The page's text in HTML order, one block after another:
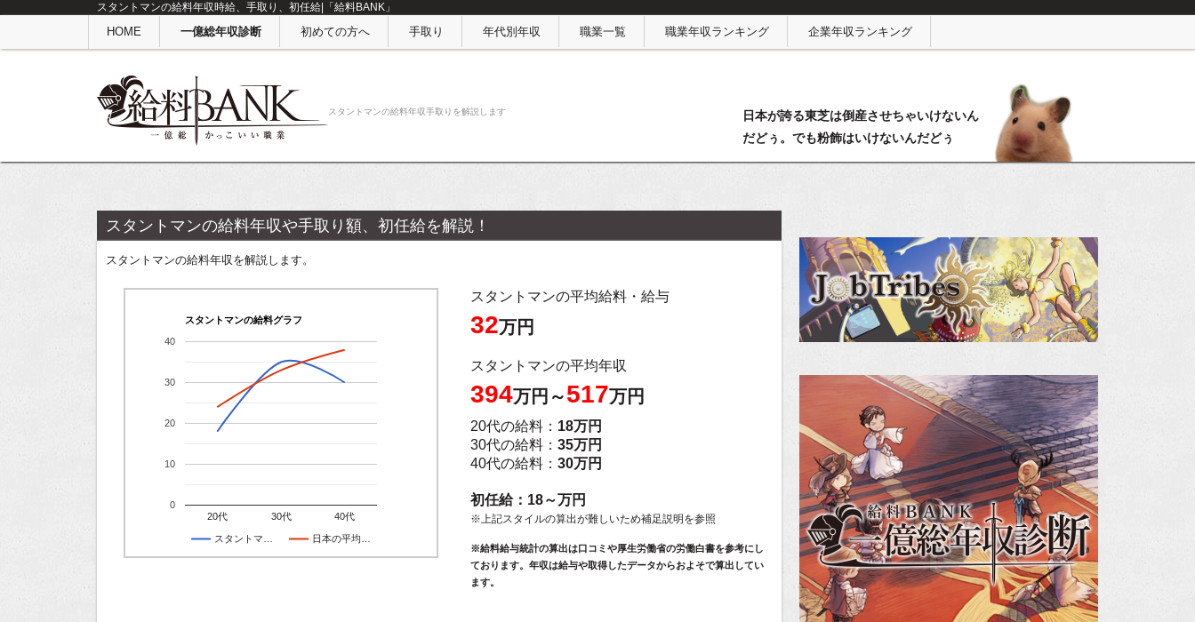
スタントマンの給料年収時給、手取り、初任給|「給料BANK」
HOME 一億総年収診断 初めての方へ 手取り 年代別年収 職業一覧 職業年収ランキング 企業年収ランキング
スタントマンの給料年収手取りを解説します
日本が誇る東芝は倒産させちゃいけないん
だどぅ。でも粉飾はいけないんだどぅ
スタントマンの給料年収や手取り額、初任給を解説！
スタントマンの給料年収を解説します。
スタントマンの給料グラフ
スタントマ… 日本の平均…
20代 30代 40代
0
10
20
30
40
スタントマンの平均給料・給与
32万円
スタントマンの平均年収
394万円～517万円
20代の給料： 18万円
30代の給料： 35万円
40代の給料： 30万円
初任給：18～万円
※上記スタイルの算出が難しいため補足説明を参照
※給料給与統計の算出は口コミや厚生労働省の労働白書を参考にし
ております。年収は給与や取得したデータからおよそで算出してい
ます。